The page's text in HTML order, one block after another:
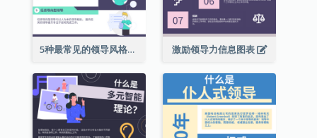
5种最常见的领导风格信息图表 激励领导力信息图表